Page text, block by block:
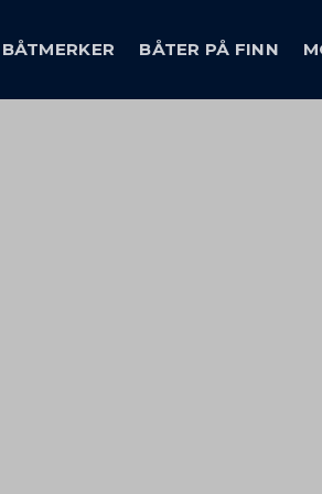
BÅTMERKER BÅTER PÅ FINN